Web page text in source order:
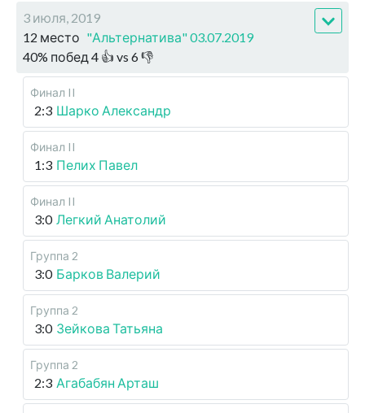
3 июля, 2019
12 место "Альтернатива" 03.07.2019
40% побед 4 👍 vs 6👎
Финал II
2:3 Шарко Александр
Финал II
1:3 Пелих Павел
Финал II
3:0 Легкий Анатолий
Группа 2
3:0 Барков Валерий
Группа 2
3:0 Зейкова Татьяна
Группа 2
2:3 Агабабян Арташ